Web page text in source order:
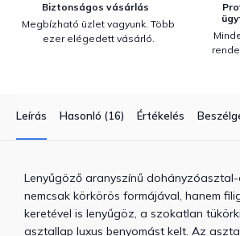
Biztonságos vásárlás
Megbízható üzlet vagyunk. Több
ezer elégedett vásárló.
Leírás Hasonló (16) Értékelés
Lenyűgöző aranyszínű
nemcsak körkörös formájával, hanem
keretével is lenyűgöz, a szokatlan
asztallap luxus benyomást kelt. Az